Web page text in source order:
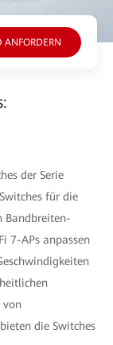
ANFORDERN
der Serie
für die
Bandbreiten-
7-APs anpassen
von
die Switches